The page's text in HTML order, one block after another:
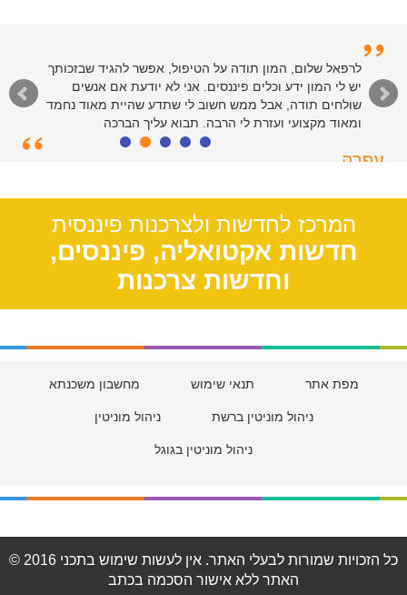
לרפאל שלום, המון תודה על הטיפול, אפשר להגיד שבזכותך
יש לי המון ידע וכלים פיננסים. אני לא יודעת אם אנשים
שולחים תודה, אבל ממש חשוב לי שתדע שהיית מאוד נחמד
ומאוד מקצועי ועזרת לי הרבה. תבוא עליך הברכה
עפרה
המרכז לחדשות ולצרכנות פיננסית
חדשות אקטואליה, פיננסים,
וחדשות צרכנות
מפת אתר תנאי שימוש מחשבון משכנתא
ניהול מוניטין ברשת ניהול מוניטין
ניהול מוניטין בגוגל
© 2016 כל הזכויות שמורות לבעלי האתר. אין לעשות שימוש בתכני
האתר ללא אישור הסכמה בכתב